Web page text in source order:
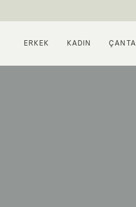
ERKEK KADIN ÇANTA